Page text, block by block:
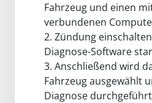
Fahrzeug und einen
verbundenen
2. Zündung
Diagnose-Software
3. Anschließend wird
Fahrzeug ausgewählt
Diagnose